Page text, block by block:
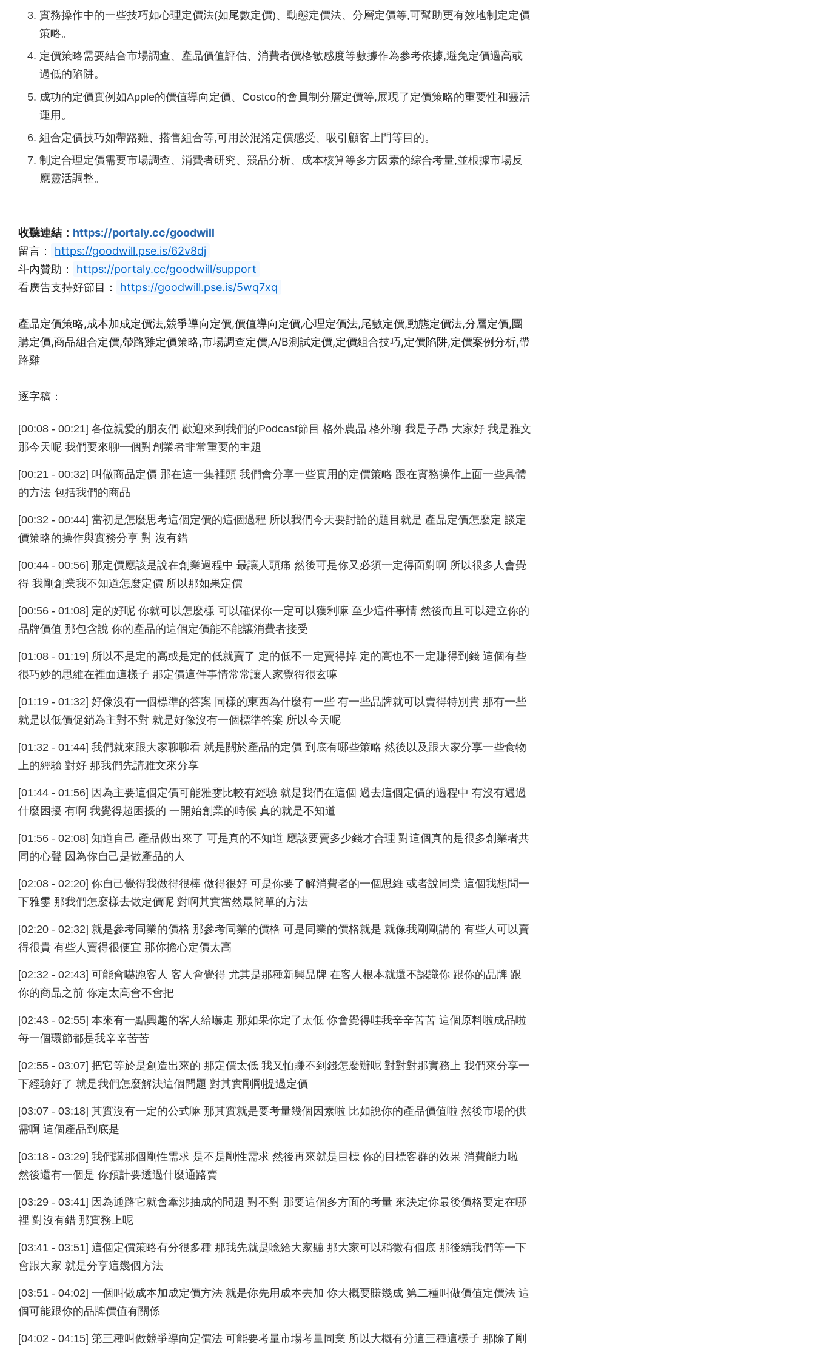
實務操作中的一些技巧如心理定價法(如尾數定價)、動態定價法、分層定價等,可幫助更有效地制定定價
策略。
定價策略需要結合市場調查、產品價值評估、消費者價格敏感度等數據作為參考依據,避免定價過高或
過低的陷阱。
成功的定價實例如Apple的價值導向定價、Costco的會員制分層定價等,展現了定價策略的重要性和靈活
運用。
組合定價技巧如帶路雞、搭售組合等,可用於混淆定價感受、吸引顧客上門等目的。
制定合理定價需要市場調查、消費者研究、競品分析、成本核算等多方因素的綜合考量,並根據市場反
應靈活調整。
收聽連結： https://portaly.cc/goodwill
留言：
https://goodwill.pse.is/62v8dj
斗內贊助：
https://portaly.cc/goodwill/support
看廣告支持好節目：
https://goodwill.pse.is/5wq7xq
產品定價策略,成本加成定價法,競爭導向定價,價值導向定價,心理定價法,尾數定價,動態定價法,分層定價,團
購定價,商品組合定價,帶路雞定價策略,市場調查定價,A/B測試定價,定價組合技巧,定價陷阱,定價案例分析,帶
路雞
逐字稿：
[00:08 - 00:21] 各位親愛的朋友們 歡迎來到我們的Podcast節目 格外農品 格外聊 我是子昂 大家好 我是雅文
那今天呢 我們要來聊一個對創業者非常重要的主題
[00:21 - 00:32] 叫做商品定價 那在這一集裡頭 我們會分享一些實用的定價策略 跟在實務操作上面一些具體
的方法 包括我們的商品
[00:32 - 00:44] 當初是怎麼思考這個定價的這個過程 所以我們今天要討論的題目就是 產品定價怎麼定 談定
價策略的操作與實務分享 對 沒有錯
[00:44 - 00:56] 那定價應該是說在創業過程中 最讓人頭痛 然後可是你又必須一定得面對啊 所以很多人會覺
得 我剛創業我不知道怎麼定價 所以那如果定價
[00:56 - 01:08] 定的好呢 你就可以怎麼樣 可以確保你一定可以獲利嘛 至少這件事情 然後而且可以建立你的
品牌價值 那包含說 你的產品的這個定價能不能讓消費者接受
[01:08 - 01:19] 所以不是定的高或是定的低就賣了 定的低不一定賣得掉 定的高也不一定賺得到錢 這個有些
很巧妙的思維在裡面這樣子 那定價這件事情常常讓人家覺得很玄嘛
[01:19 - 01:32] 好像沒有一個標準的答案 同樣的東西為什麼有一些 有一些品牌就可以賣得特別貴 那有一些
就是以低價促銷為主對不對 就是好像沒有一個標準答案 所以今天呢
[01:32 - 01:44] 我們就來跟大家聊聊看 就是關於產品的定價 到底有哪些策略 然後以及跟大家分享一些食物
上的經驗 對好 那我們先請雅文來分享
[01:44 - 01:56] 因為主要這個定價可能雅雯比較有經驗 就是我們在這個 過去這個定價的過程中 有沒有遇過
什麼困擾 有啊 我覺得超困擾的 一開始創業的時候 真的就是不知道
[01:56 - 02:08] 知道自己 產品做出來了 可是真的不知道 應該要賣多少錢才合理 對這個真的是很多創業者共
同的心聲 因為你自己是做產品的人
[02:08 - 02:20] 你自己覺得我做得很棒 做得很好 可是你要了解消費者的一個思維 或者說同業 這個我想問一
下雅雯 那我們怎麼樣去做定價呢 對啊其實當然最簡單的方法
[02:20 - 02:32] 就是參考同業的價格 那參考同業的價格 可是同業的價格就是 就像我剛剛講的 有些人可以賣
得很貴 有些人賣得很便宜 那你擔心定價太高
[02:32 - 02:43] 可能會嚇跑客人 客人會覺得 尤其是那種新興品牌 在客人根本就還不認識你 跟你的品牌 跟
你的商品之前 你定太高會不會把
[02:43 - 02:55] 本來有一點興趣的客人給嚇走 那如果你定了太低 你會覺得哇我辛辛苦苦 這個原料啦成品啦
每一個環節都是我辛辛苦苦
[02:55 - 03:07] 把它等於是創造出來的 那定價太低 我又怕賺不到錢怎麼辦呢 對對對那實務上 我們來分享一
下經驗好了 就是我們怎麼解決這個問題 對其實剛剛提過定價
[03:07 - 03:18] 其實沒有一定的公式嘛 那其實就是要考量幾個因素啦 比如說你的產品價值啦 然後市場的供
需啊 這個產品到底是
[03:18 - 03:29] 我們講那個剛性需求 是不是剛性需求 然後再來就是目標 你的目標客群的效果 消費能力啦
然後還有一個是 你預計要透過什麼通路賣
[03:29 - 03:41] 因為通路它就會牽涉抽成的問題 對不對 那要這個多方面的考量 來決定你最後價格要定在哪
裡 對沒有錯 那實務上呢
[03:41 - 03:51] 這個定價策略有分很多種 那我先就是唸給大家聽 那大家可以稍微有個底 那後續我們等一下
會跟大家 就是分享這幾個方法
[03:51 - 04:02] 一個叫做成本加成定價方法 就是你先用成本去加 你大概要賺幾成 第二種叫做價值定價法 這
個可能跟你的品牌價值有關係
[04:02 - 04:15] 第三種叫做競爭導向定價法 可能要考量市場考量同業 所以大概有分這三種這樣子 那除了剛